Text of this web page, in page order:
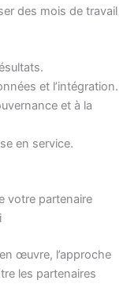
des mois de travail
et l’intégration.
et à la
en service.
votre partenaire
œuvre, l’approche
les partenaires